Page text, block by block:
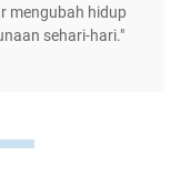
mengubah hidup
sehari-hari."